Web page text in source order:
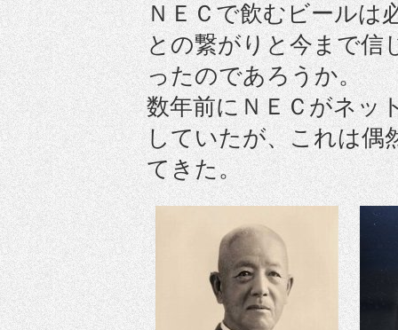
ＮＥＣで飲むビールは
との繋がりと今まで信
ったのであろうか。
数年前にＮＥＣがネッ
していたが、これは偶
てきた。